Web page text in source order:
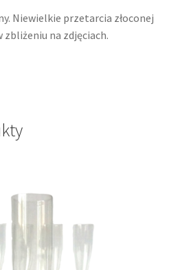
Niewielkie przetarcia złoconej
na zdjęciach.